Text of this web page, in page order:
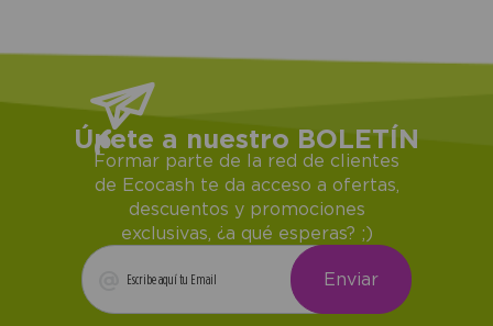
Únete a nuestro BOLETÍN
Formar parte de la red de clientes
de Ecocash te da acceso a ofertas,
descuentos y promociones
exclusivas, ¿a qué esperas? ;)